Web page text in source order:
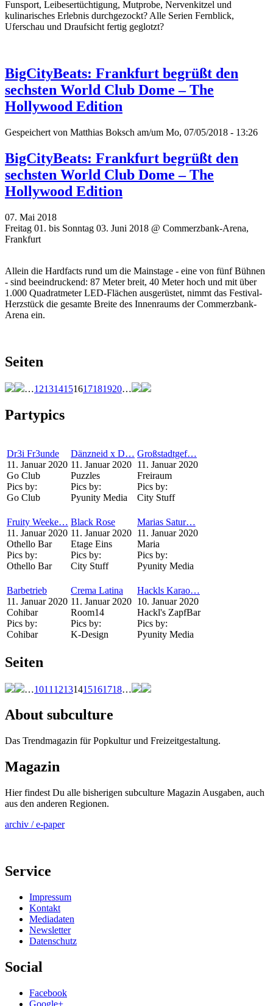
Funsport, Leibesertüchtigung, Mutprobe, Nervenkitzel und
kulinarisches Erlebnis durchgezockt? Alle Serien Fernblick,
Uferschau und Draufsicht fertig geglotzt?
BigCityBeats: Frankfurt begrüßt den
sechsten World Club Dome – The
Hollywood Edition
Gespeichert von Matthias Boksch am/um Mo, 07/05/2018 - 13:26
BigCityBeats: Frankfurt begrüßt den
sechsten World Club Dome – The
Hollywood Edition
07. Mai 2018
Freitag 01. bis Sonntag 03. Juni 2018 @ Commerzbank-Arena,
Frankfurt
Allein die Hardfacts rund um die Mainstage - eine von fünf Bühnen
- sind beeindruckend: 87 Meter breit, 40 Meter hoch und mit über
1.000 Quadratmeter LED-Flächen ausgerüstet, nimmt das Festival-
Herzstück die gesamte Breite des Innenraums der Commerzbank-
Arena ein.
Seiten
…121314151617181920…
Partypics
Dr3i Fr3unde
11. Januar 2020
Go Club
Pics by:
Go Club
Dänzneid x D…
11. Januar 2020
Puzzles
Pics by:
Pyunity Media
Großstadtgef…
11. Januar 2020
Freiraum
Pics by:
City Stuff
Fruity Weeke…
11. Januar 2020
Othello Bar
Pics by:
Othello Bar
Black Rose
11. Januar 2020
Etage Eins
Pics by:
City Stuff
Marias Satur…
11. Januar 2020
Maria
Pics by:
Pyunity Media
Barbetrieb
11. Januar 2020
Cohibar
Pics by:
Cohibar
Crema Latina
11. Januar 2020
Room14
Pics by:
K-Design
Hackls Karao…
10. Januar 2020
Hackl's ZapfBar
Pics by:
Pyunity Media
Seiten
…1011 12131415161718…
About subculture
Das Trendmagazin für Popkultur und Freizeitgestaltung.
Magazin
Hier findest Du alle bisherigen subculture Magazin Ausgaben, auch
aus den anderen Regionen.
archiv / e-paper
Service
Impressum
Kontakt
Mediadaten
Newsletter
Datenschutz
Social
Facebook
Google+